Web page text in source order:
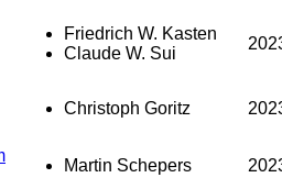
Friedrich W. Kasten
Claude W. Sui
Christoph Goritz
Martin Schepers